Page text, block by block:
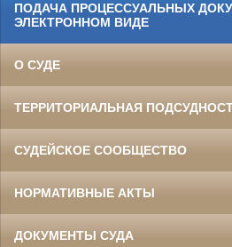
ПОДАЧА ПРОЦЕССУАЛЬНЫХ
ЭЛЕКТРОННОМ ВИДЕ
О СУДЕ
ТЕРРИТОРИАЛЬНАЯ
СУДЕЙСКОЕ СООБЩЕСТВО
НОРМАТИВНЫЕ АКТЫ
ДОКУМЕНТЫ СУДА